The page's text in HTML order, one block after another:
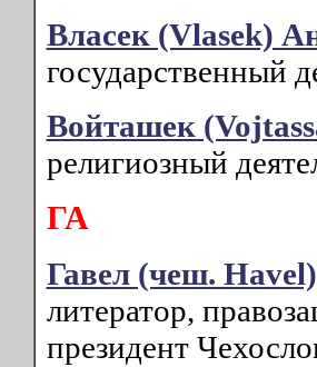
Власек (Vlasek)
государственный
Войташек
религиозный
ГА
Гавел (чеш.
литератор,
президент